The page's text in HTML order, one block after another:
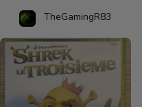
TheGamingR83